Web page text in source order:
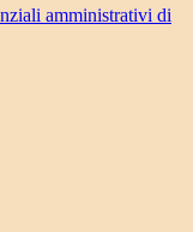
amministrativi di